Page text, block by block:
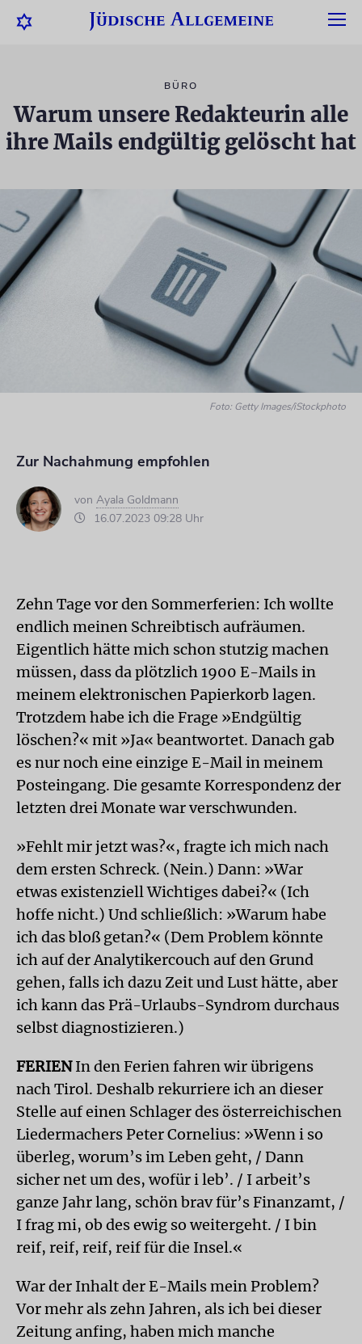
BÜRO
Warum unsere Redakteurin alle
ihre Mails endgültig gelöscht hat
Foto: Getty Images/iStockphoto
Zur Nachahmung empfohlen
von Ayala Goldmann
16.07.2023 09:28 Uhr
Zehn Tage vor den Sommerferien: Ich wollte
endlich meinen Schreibtisch aufräumen.
Eigentlich hätte mich schon stutzig machen
müssen, dass da plötzlich 1900 E-Mails in
meinem elektronischen Papierkorb lagen.
Trotzdem habe ich die Frage »Endgültig
löschen?« mit »Ja« beantwortet. Danach gab
es nur noch eine einzige E-Mail in meinem
Posteingang. Die gesamte Korrespondenz der
letzten drei Monate war verschwunden.
»Fehlt mir jetzt was?«, fragte ich mich nach
dem ersten Schreck. (Nein.) Dann: »War
etwas existenziell Wichtiges dabei?« (Ich
hoffe nicht.) Und schließlich: »Warum habe
ich das bloß getan?« (Dem Problem könnte
ich auf der Analytikercouch auf den Grund
gehen, falls ich dazu Zeit und Lust hätte, aber
ich kann das Prä-Urlaubs-Syndrom durchaus
selbst diagnostizieren.)
FERIENIn den Ferien fahren wir übrigens
nach Tirol. Deshalb rekurriere ich an dieser
Stelle auf einen Schlager des österreichischen
Liedermachers Peter Cornelius: »Wenn i so
überleg, worum’s im Leben geht, / Dann
sicher net um des, wofür i leb’. / I arbeit’s
ganze Jahr lang, schön brav für’s Finanzamt, /
I frag mi, ob des ewig so weitergeht. / I bin
reif, reif, reif, reif für die Insel.«
War der Inhalt der E-Mails mein Problem?
Vor mehr als zehn Jahren, als ich bei dieser
Zeitung anfing, haben mich manche